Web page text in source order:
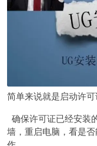
简单来说就是启动许
确保许可证已经安装
墙，重启电脑，看是